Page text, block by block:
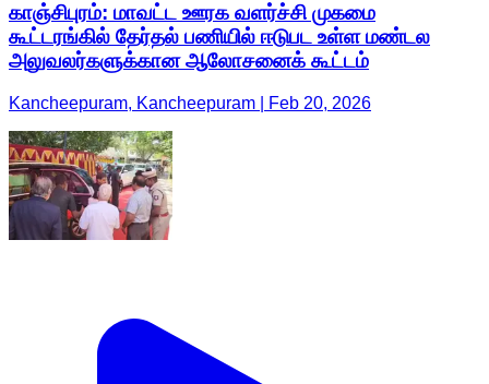
காஞ்சிபுரம்: மாவட்ட ஊரக வளர்ச்சி முகமை
கூட்டரங்கில் தேர்தல் பணியில் ஈடுபட உள்ள மண்டல
அலுவலர்களுக்கான ஆலோசனைக் கூட்டம்
Kancheepuram, Kancheepuram | Feb 20, 2026